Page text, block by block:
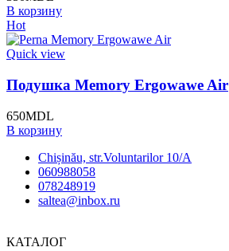
В корзину
Hot
Quick view
Подушка Memory Ergowawe Air
650MDL
В корзину
Chișinău, str.Voluntarilor 10/A
060988058
078248919
saltea@inbox.ru
КАТАЛОГ